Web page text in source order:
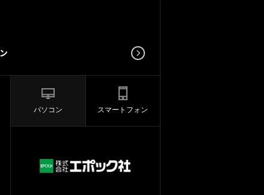
パソコン スマートフォン